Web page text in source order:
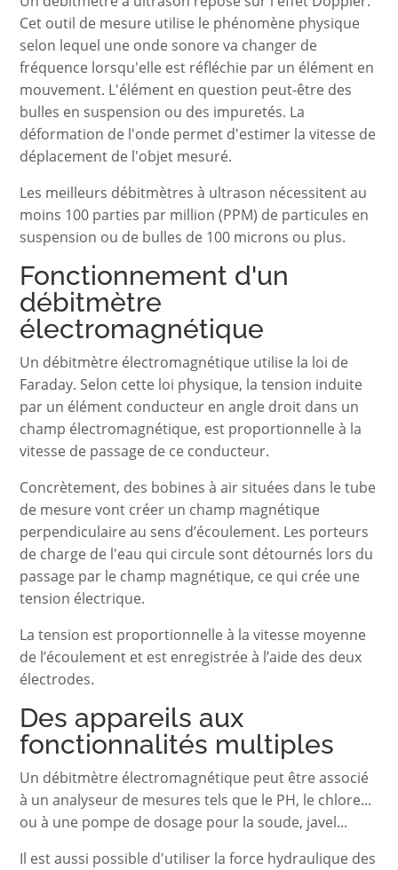
Cet outil de mesure utilise le phénomène physique
selon lequel une onde sonore va changer de
fréquence lorsqu'elle est réfléchie par un élément en
mouvement. L'élément en question peut-être des
bulles en suspension ou des impuretés. La
déformation de l'onde permet d'estimer la vitesse de
déplacement de l'objet mesuré.
Les meilleurs débitmètres à ultrason nécessitent au
moins 100 parties par million (PPM) de particules en
suspension ou de bulles de 100 microns ou plus.
Fonctionnement d'un
débitmètre
électromagnétique
Un débitmètre électromagnétique utilise la loi de
Faraday. Selon cette loi physique, la tension induite
par un élément conducteur en angle droit dans un
champ électromagnétique, est proportionnelle à la
vitesse de passage de ce conducteur.
Concrètement, des bobines à air situées dans le tube
de mesure vont créer un champ magnétique
perpendiculaire au sens d’écoulement. Les porteurs
de charge de l'eau qui circule sont détournés lors du
passage par le champ magnétique, ce qui crée une
tension électrique.
La tension est proportionnelle à la vitesse moyenne
de l’écoulement et est enregistrée à l’aide des deux
électrodes.
Des appareils aux
fonctionnalités multiples
Un débitmètre électromagnétique peut être associé
à un analyseur de mesures tels que le PH, le chlore...
ou à une pompe de dosage pour la soude, javel...
Il est aussi possible d'utiliser la force hydraulique des